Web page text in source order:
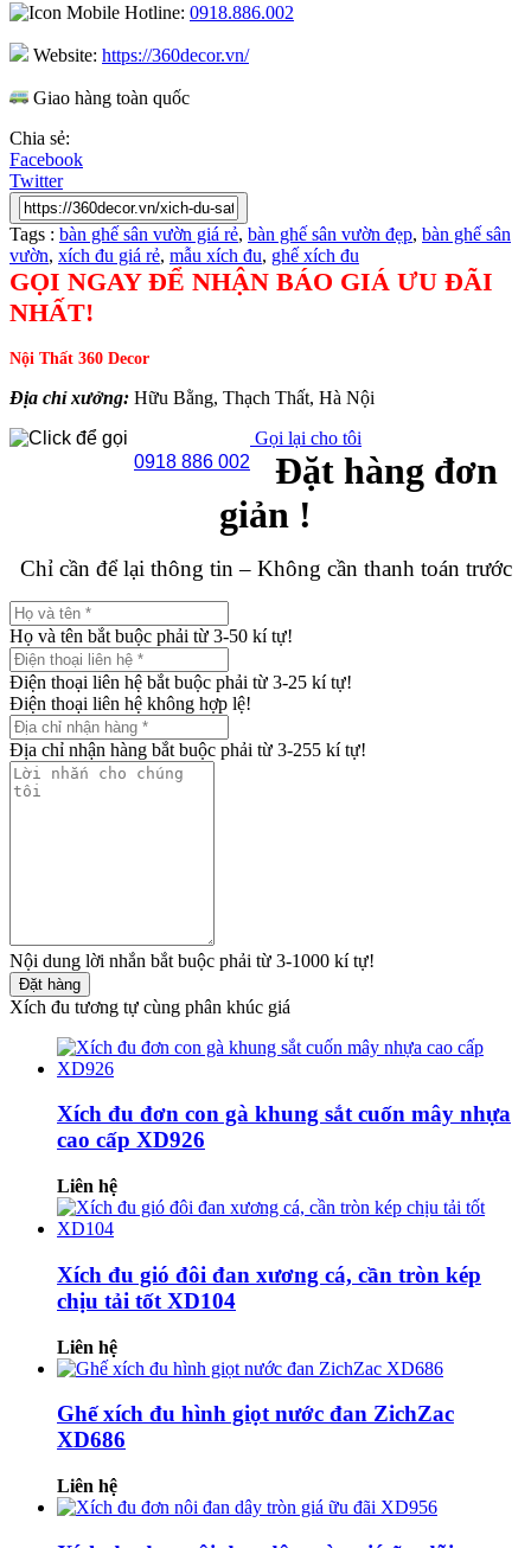
Hotline: 0918.886.002
Website: https://360decor.vn/
Giao hàng toàn quốc
Chia sẻ:
Facebook
Twitter
Tags : bàn ghế sân vườn giá rẻ, bàn ghế sân vườn đẹp, bàn ghế sân
vườn, xích đu giá rẻ, mẫu xích đu, ghế xích đu
GỌI NGAY ĐỂ NHẬN BÁO GIÁ ƯU ĐÃI
NHẤT!
Nội Thất 360 Decor
Địa chỉ xưởng: Hữu Bằng, Thạch Thất, Hà Nội
0918 886 002
Gọi lại cho tôi
Đặt hàng đơn
giản !
Chỉ cần để lại thông tin – Không cần thanh toán trước
Họ và tên bắt buộc phải từ 3-50 kí tự!
Điện thoại liên hệ bắt buộc phải từ 3-25 kí tự!
Điện thoại liên hệ không hợp lệ!
Địa chỉ nhận hàng bắt buộc phải từ 3-255 kí tự!
Nội dung lời nhắn bắt buộc phải từ 3-1000 kí tự!
Đặt hàng
Xích đu tương tự cùng phân khúc giá
Xích đu đơn con gà khung sắt cuốn mây nhựa
cao cấp XD926
Liên hệ
Xích đu gió đôi đan xương cá, cần tròn kép
chịu tải tốt XD104
Liên hệ
Ghế xích đu hình giọt nước đan ZichZac
XD686
Liên hệ